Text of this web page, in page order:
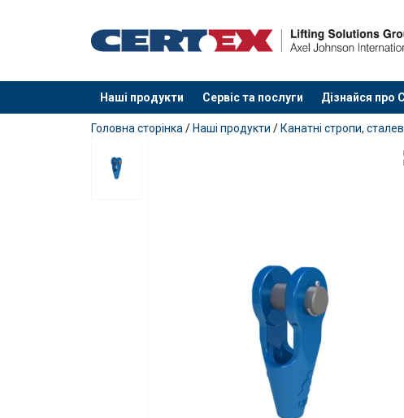
Наші продукти Сервіс та послуги Дізнайся про
added to your quote
Головна сторінка / Наші продукти / Канатні стропи,